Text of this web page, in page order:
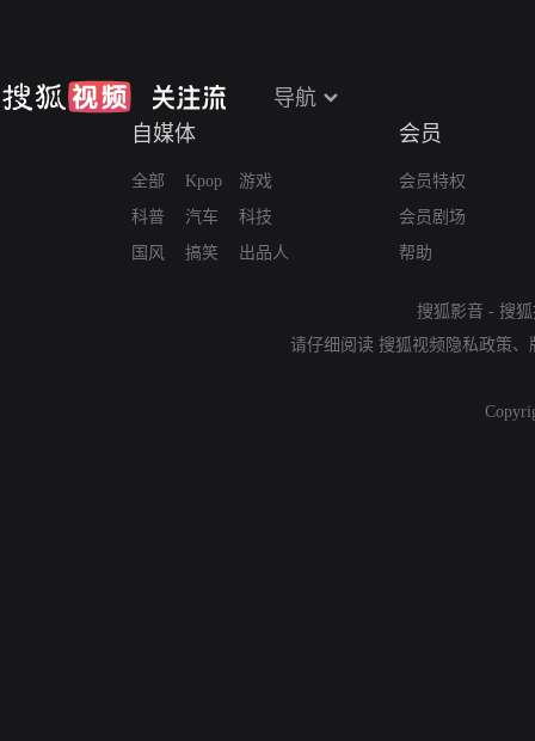
导航
自媒体
全部
科普
国风
Kpop
汽车
搞笑
游戏
科技
出品人
会员
会员特权
会员剧场
帮助
搜狐影音 - 搜
请仔细阅读 搜狐视频隐私政策、